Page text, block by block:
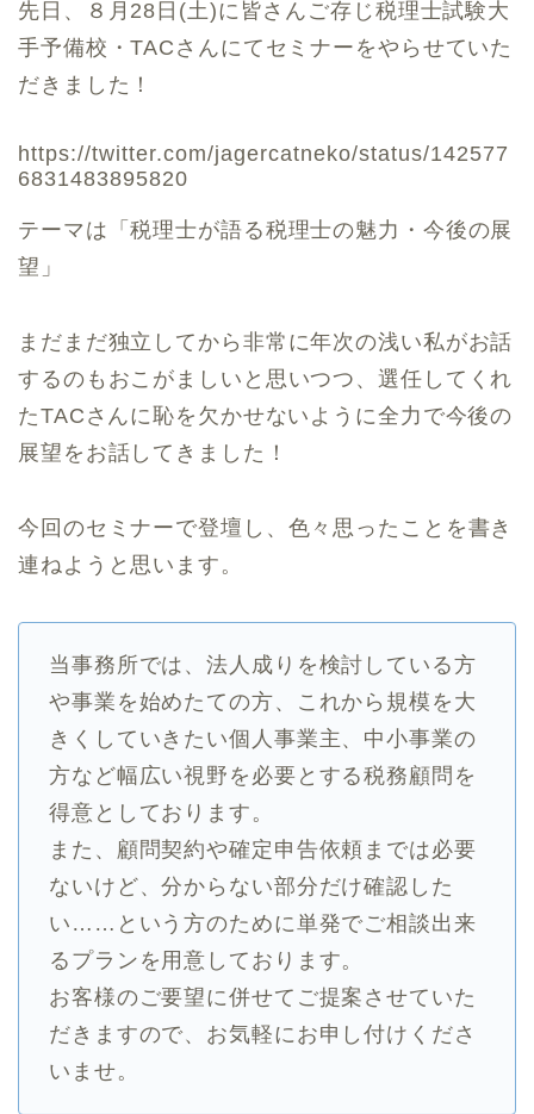
先日、８月28日(土)に皆さんご存じ税理士試験大
手予備校・TACさんにてセミナーをやらせていた
だきました！
https://twitter.com/jagercatneko/status/142577
6831483895820
テーマは「税理士が語る税理士の魅力・今後の展
望」
まだまだ独立してから非常に年次の浅い私がお話
するのもおこがましいと思いつつ、選任してくれ
たTACさんに恥を欠かせないように全力で今後の
展望をお話してきました！
今回のセミナーで登壇し、色々思ったことを書き
連ねようと思います。
当事務所では、法人成りを検討している方
や事業を始めたての方、これから規模を大
きくしていきたい個人事業主、中小事業の
方など幅広い視野を必要とする税務顧問を
得意としております。
また、顧問契約や確定申告依頼までは必要
ないけど、分からない部分だけ確認した
い……という方のために単発でご相談出来
るプランを用意しております。
お客様のご要望に併せてご提案させていた
だきますので、お気軽にお申し付けくださ
いませ。